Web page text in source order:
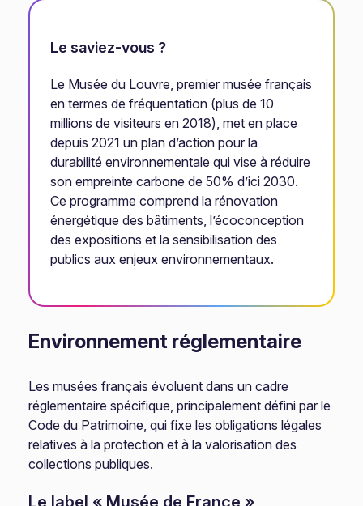
Le saviez-vous ?
Le Musée du Louvre, premier musée français
en termes de fréquentation (plus de 10
millions de visiteurs en 2018), met en place
depuis 2021 un plan d’action pour la
durabilité environnementale qui vise à réduire
son empreinte carbone de 50% d’ici 2030.
Ce programme comprend la rénovation
énergétique des bâtiments, l’écoconception
des expositions et la sensibilisation des
publics aux enjeux environnementaux.
Environnement réglementaire
Les musées français évoluent dans un cadre
réglementaire spécifique, principalement défini par le
Code du Patrimoine, qui fixe les obligations légales
relatives à la protection et à la valorisation des
collections publiques.
Le label « Musée de France »